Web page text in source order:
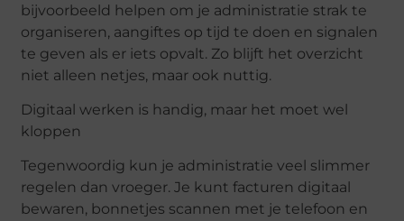
bijvoorbeeld helpen om je administratie strak te
organiseren, aangiftes op tijd te doen en signalen
te geven als er iets opvalt. Zo blijft het overzicht
niet alleen netjes, maar ook nuttig.
Digitaal werken is handig, maar het moet wel
kloppen
Tegenwoordig kun je administratie veel slimmer
regelen dan vroeger. Je kunt facturen digitaal
bewaren, bonnetjes scannen met je telefoon en